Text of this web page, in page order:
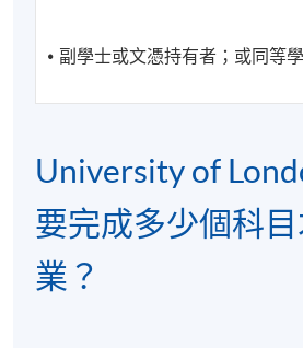
副學士或文憑持有者；或同等
University of
要完成多少個科
業？